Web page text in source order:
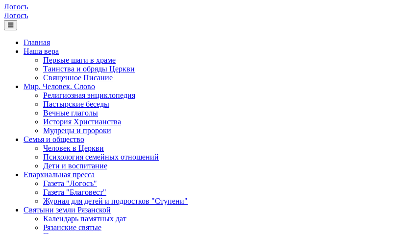
Логосъ
Логосъ
Главная
Наша вера
Первые шаги в храме
Таинства и обряды Церкви
Священное Писание
Мир. Человек. Слово
Религиозная энциклопедия
Пастырские беседы
Вечные глаголы
История Христианства
Мудрецы и пророки
Семья и общество
Человек в Церкви
Психология семейных отношений
Дети и воспитание
Епархиальная пресса
Газета "Логосъ"
Газета "Благовест"
Журнал для детей и подростков "Ступени"
Святыни земли Рязанской
Календарь памятных дат
Рязанские святые